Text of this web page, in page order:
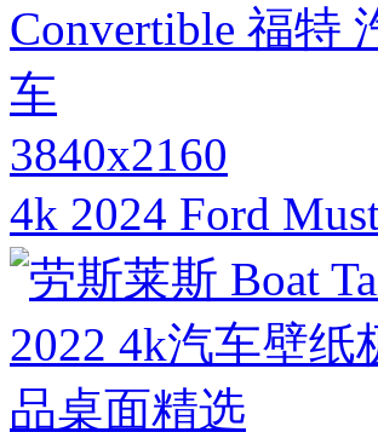
3840x2160
4k 2024 Ford